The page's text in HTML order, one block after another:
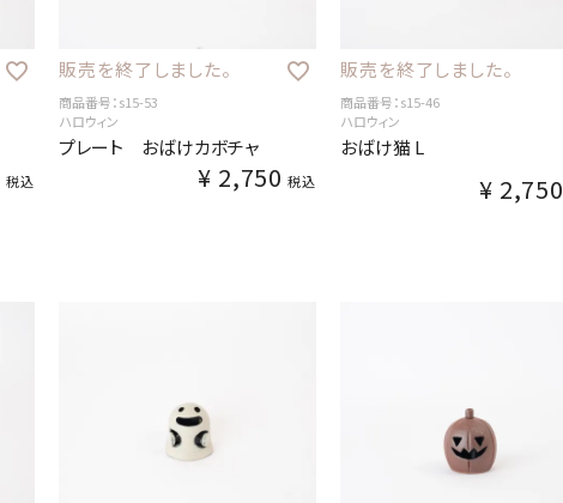
税込
販売を終了しました。
商品番号：s15-53
ハロウィン
プレート おばけカボチャ
¥ 2,750 税込
販売を終了しました。
商品番号：s15-46
ハロウィン
おばけ猫 L
¥ 2,750